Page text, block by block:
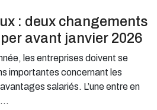
: deux changements
avant janvier 2026
les entreprises doivent se
importantes concernant les
salariés. L’une entre en